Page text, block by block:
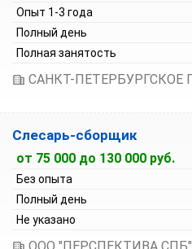
Опыт 1-3 года
Полный день
Полная занятость
Слесарь-сборщик
от 75 000 до 130 000 руб.
Без опыта
Полный день
Не указано